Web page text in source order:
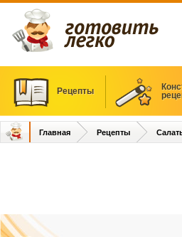
Рецепты
Главная Рецепты